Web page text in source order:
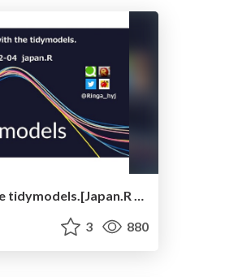
Catching up with the tidymodels.[Japan.R 2021 LT]
3 880